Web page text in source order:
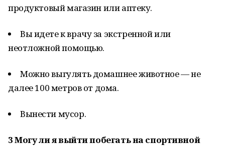
продуктовый магазин или аптеку.
Вы идете к врачу за экстренной или
неотложной помощью.
Можно выгулять домашнее животное — не
далее 100 метров от дома.
Вынести мусор.
3Могу ли я выйти побегать на спортивной